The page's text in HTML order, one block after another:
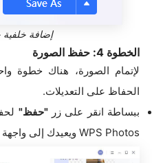
إضافة
الخطوة 4: حفظ الصورة
لإتمام الصورة، هناك خطوة
الحفاظ على التعديلات.
ببساطة انقر على زر"حفظ"
WPS Photos ويعيدك إلى واجهة WPS Writer.